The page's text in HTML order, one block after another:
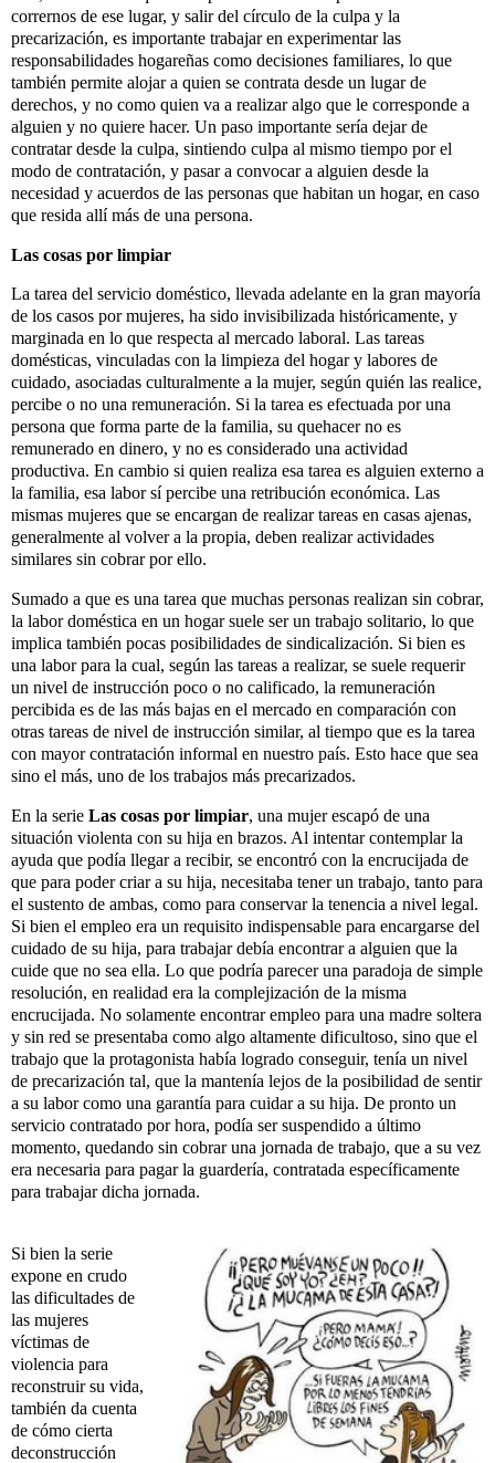
corrernos de ese lugar, y salir del círculo de la culpa y la
precarización, es importante trabajar en experimentar las
responsabilidades hogareñas como decisiones familiares, lo que
también permite alojar a quien se contrata desde un lugar de
derechos, y no como quien va a realizar algo que le corresponde a
alguien y no quiere hacer. Un paso importante sería dejar de
contratar desde la culpa, sintiendo culpa al mismo tiempo por el
modo de contratación, y pasar a convocar a alguien desde la
necesidad y acuerdos de las personas que habitan un hogar, en caso
que resida allí más de una persona.
Las cosas por limpiar
La tarea del servicio doméstico, llevada adelante en la gran mayoría
de los casos por mujeres, ha sido invisibilizada históricamente, y
marginada en lo que respecta al mercado laboral. Las tareas
domésticas, vinculadas con la limpieza del hogar y labores de
cuidado, asociadas culturalmente a la mujer, según quién las realice,
persona que forma parte de la familia, su quehacer no es
remunerado en dinero, y no es considerado una actividad
productiva. En cambio si quien realiza esa tarea es alguien externo a
la familia, esa labor sí percibe una retribución económica. Las
mismas mujeres que se encargan de realizar tareas en casas ajenas,
similares sin cobrar por ello.
Sumado a que es una tarea que muchas personas realizan sin cobrar,
la labor doméstica en un hogar suele ser un trabajo solitario, lo que
implica también pocas posibilidades de sindicalización. Si bien es
una labor para la cual, según las tareas a realizar, se suele requerir
un nivel de instrucción poco o no calificado, la remuneración
percibida es de las más bajas en el mercado en comparación con
otras tareas de nivel de instrucción similar, al tiempo que es la tarea
con mayor contratación informal en nuestro país. Esto hace que sea
sino el más, uno de los trabajos más precarizados.
En la serie Las cosas por limpiar, una mujer escapó de una
situación violenta con su hija en brazos. Al intentar contemplar la
ayuda que podía llegar a recibir, se encontró con la encrucijada de
que para poder criar a su hija, necesitaba tener un trabajo, tanto para
el sustento de ambas, como para conservar la tenencia a nivel legal.
Si bien el empleo era un requisito indispensable para encargarse del
cuidado de su hija, para trabajar debía encontrar a alguien que la
cuide que no sea ella. Lo que podría parecer una paradoja de simple
resolución, en realidad era la complejización de la misma
encrucijada. No solamente encontrar empleo para una madre soltera
y sin red se presentaba como algo altamente dificultoso, sino que el
trabajo que la protagonista había logrado conseguir, tenía un nivel
de precarización tal, que la mantenía lejos de la posibilidad de sentir
a su labor como una garantía para cuidar a su hija. De pronto un
servicio contratado por hora, podía ser suspendido a último
momento, quedando sin cobrar una jornada de trabajo, que a su vez
era necesaria para pagar la guardería, contratada específicamente
para trabajar dicha jornada.
Si bien la serie
expone en crudo
las dificultades de
las mujeres
víctimas de
violencia para
reconstruir su vida,
también da cuenta
de cómo cierta
deconstrucción